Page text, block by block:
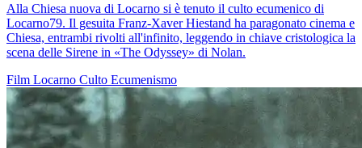
Alla Chiesa nuova di Locarno si è tenuto il culto ecumenico di
Locarno79. Il gesuita Franz-Xaver Hiestand ha paragonato cinema e
Chiesa, entrambi rivolti all'infinito, leggendo in chiave cristologica la
scena delle Sirene in «The Odyssey» di Nolan.
Film Locarno Culto Ecumenismo